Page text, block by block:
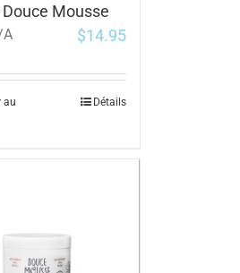
Mousse
A $14.95
au
Détails